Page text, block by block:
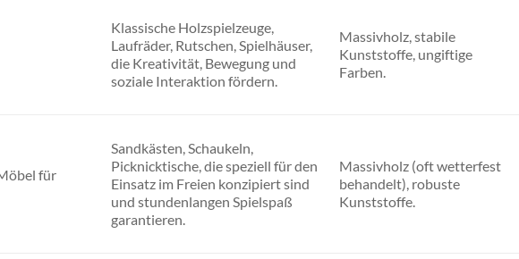
Klassische Holzspielzeuge,
Laufräder, Rutschen, Spielhäuser,
die Kreativität, Bewegung und
soziale Interaktion fördern.
Massivholz, stabile
Kunststoffe, ungiftige
Farben.
für
Sandkästen, Schaukeln,
Picknicktische, die speziell für den
Einsatz im Freien konzipiert sind
und stundenlangen Spielspaß
garantieren.
Massivholz (oft wetterfest
behandelt), robuste
Kunststoffe.